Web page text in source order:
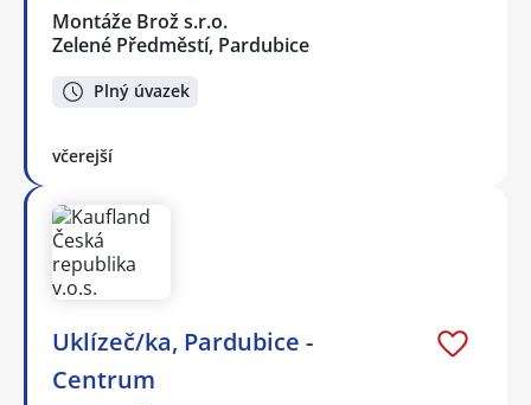
Montáže Brož s.r.o.
Zelené Předměstí, Pardubice
Plný úvazek
včerejší
Uklízeč/ka, Pardubice -
Centrum